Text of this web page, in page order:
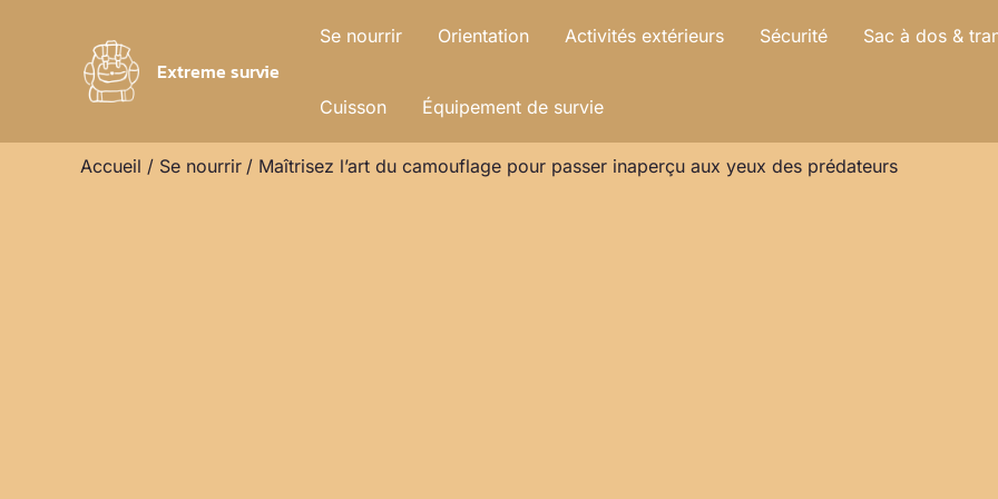
Extreme survie
Se nourrir Orientation Activités extérieurs Sécurité Sac à dos &
Cuisson Équipement de survie
Accueil Se nourrir Maîtrisez l’art du camouflage pour passer inaperçu aux yeux des prédateurs